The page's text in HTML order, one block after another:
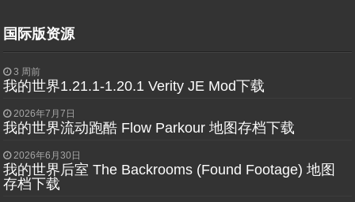
国际版资源
3 周前
我的世界1.21.1-1.20.1 Verity JE Mod下载
2026年7月7日
我的世界流动跑酷 Flow Parkour 地图存档下载
2026年6月30日
我的世界后室 The Backrooms (Found Footage) 地图
存档下载